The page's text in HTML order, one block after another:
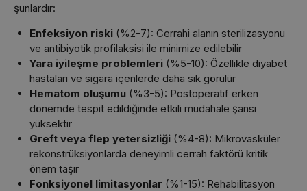
şunlardır:
Enfeksiyon riski(%2-7): Cerrahi alanın sterilizasyonu
ve antibiyotik profilaksisi ile minimize edilebilir
Yara iyileşme problemleri(%5-10): Özellikle diyabet
hastaları ve sigara içenlerde daha sık görülür
Hematom oluşumu(%3-5): Postoperatif erken
dönemde tespit edildiğinde etkili müdahale şansı
yüksektir
Greft veya flep yetersizliği(%4-8): Mikrovasküler
rekonstrüksiyonlarda deneyimli cerrah faktörü kritik
önem taşır
Fonksiyonel limitasyonlar (%1-15): Rehabilitasyon